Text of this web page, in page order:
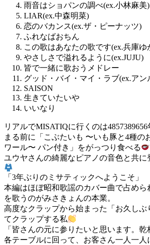
雨音はショパンの調べ(ex.小林麻美)
LIAR(ex.中森明菜)
恋のバカンス(ex.ザ・ピーナッツ)
ふれなばおちん
この歌はあなたの歌です(ex.兵庫ゆ
やさしさで溢れるように(ex.JUJU)
皆で一緒に歌おうメドレー
グッド・バイ・マイ・ラブ(ex.アン
SAISON
生きていたいや
いいなり
リアルでMISATIQに行くのは
まる前に「こぶたいも 〜いも豚と4種の
ワール〜 パン付き」をがっつり食べる
ユウヤさんの綺麗なピアノの音色と共に
「3年ぶりのミサティックへようこそ」
本編はほぼ昭和歌謡のカバー曲で占めら
を歌うのがみさきょんの本業。
高度なクラップから始まった「お久しぶ
てクラップする私
「皆さんの元に参りたいと思います。乾
各テーブルに回って、お客さん一人一人